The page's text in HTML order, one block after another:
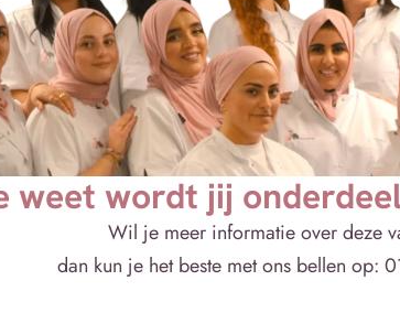
weet wordt jij
Wil je meer informatie over deze
dan kun je het beste met ons bellen op: